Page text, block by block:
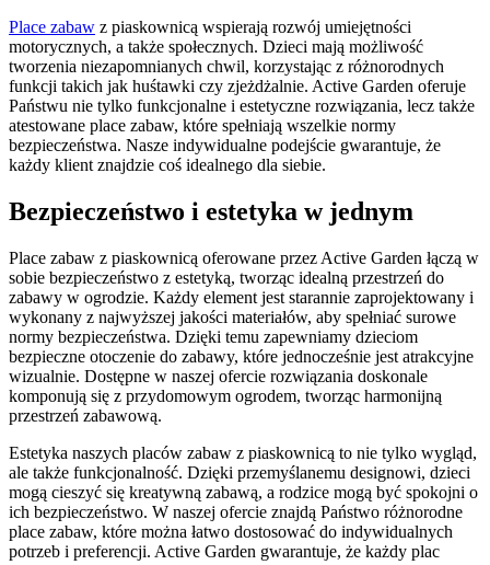
Place zabaw z piaskownicą wspierają rozwój umiejętności
motorycznych, a także społecznych. Dzieci mają możliwość
tworzenia niezapomnianych chwil, korzystając z różnorodnych
funkcji takich jak huśtawki czy zjeżdżalnie. Active Garden oferuje
Państwu nie tylko funkcjonalne i estetyczne rozwiązania, lecz także
atestowane place zabaw, które spełniają wszelkie normy
bezpieczeństwa. Nasze indywidualne podejście gwarantuje, że
każdy klient znajdzie coś idealnego dla siebie.
Bezpieczeństwo i estetyka w jednym
Place zabaw z piaskownicą oferowane przez Active Garden łączą w
sobie bezpieczeństwo z estetyką, tworząc idealną przestrzeń do
zabawy w ogrodzie. Każdy element jest starannie zaprojektowany i
wykonany z najwyższej jakości materiałów, aby spełniać surowe
normy bezpieczeństwa. Dzięki temu zapewniamy dzieciom
bezpieczne otoczenie do zabawy, które jednocześnie jest atrakcyjne
wizualnie. Dostępne w naszej ofercie rozwiązania doskonale
komponują się z przydomowym ogrodem, tworząc harmonijną
przestrzeń zabawową.
Estetyka naszych placów zabaw z piaskownicą to nie tylko wygląd,
ale także funkcjonalność. Dzięki przemyślanemu designowi, dzieci
mogą cieszyć się kreatywną zabawą, a rodzice mogą być spokojni o
ich bezpieczeństwo. W naszej ofercie znajdą Państwo różnorodne
place zabaw, które można łatwo dostosować do indywidualnych
potrzeb i preferencji. Active Garden gwarantuje, że każdy plac